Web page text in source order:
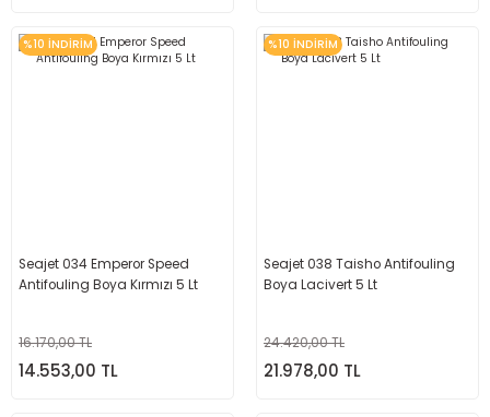
%10 İNDİRİM
Seajet 034 Emperor Speed
Antifouling Boya Kırmızı 5 Lt
16.170,00 TL
14.553,00 TL
%10 İNDİRİM
Seajet 038 Taisho Antifouling
Boya Lacivert 5 Lt
24.420,00 TL
21.978,00 TL